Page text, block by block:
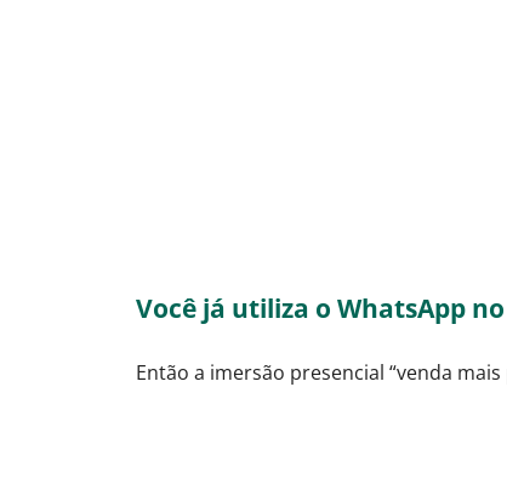
Você já utiliza o WhatsApp
Então a imersão presencial “venda